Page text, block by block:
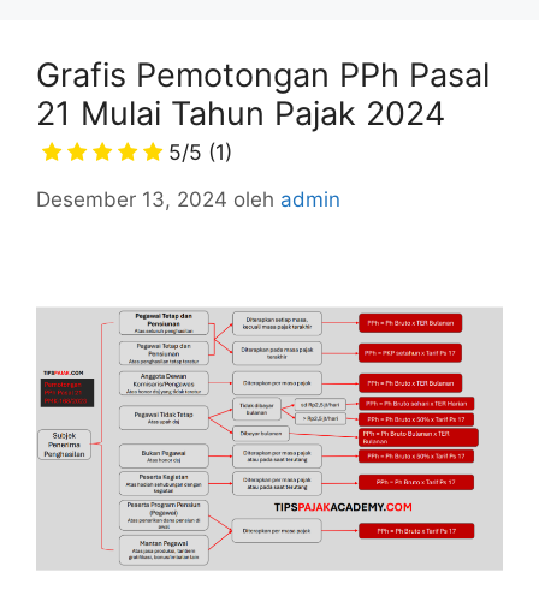
Grafis Pemotongan PPh Pasal
21 Mulai Tahun Pajak 2024
5/5 (1)
Desember 13, 2024 oleh admin